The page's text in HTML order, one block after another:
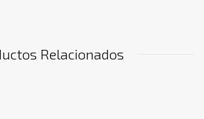
Relacionados